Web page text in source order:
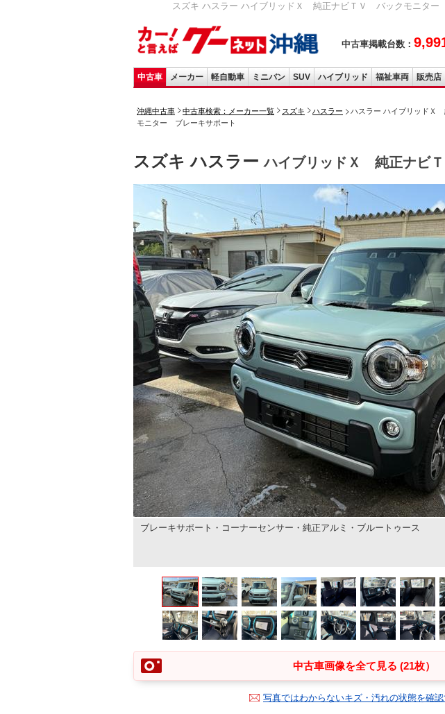
スズキ ハスラー ハイブリッドＸ 純正ナビＴＶ バックモニター
中古車掲載台数：
中古車 メーカー 軽自動車 ミニバン SUV ハイブリッド 福祉車両 販売店
沖縄中古車 中古車検索：メーカー一覧 スズキ ハスラー
ハスラー ハイブリッドＸ
モニター ブレーキサポート
スズキ ハスラーハイブリッドＸ 純正ナビ
ブレーキサポート・コーナーセンサー・純正アルミ・ブルートゥース
中古車画像を全て見る (21枚）
写真ではわからないキズ・汚れの状態を確認